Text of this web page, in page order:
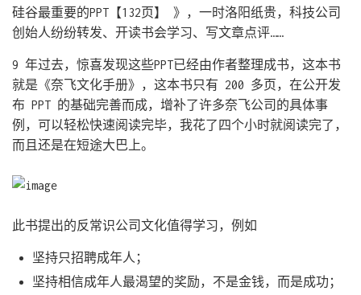
硅谷最重要的PPT【132页】 》，一时洛阳纸贵，科技公司
创始人纷纷转发、开读书会学习、写文章点评……
9 年过去，惊喜发现这些PPT已经由作者整理成书，这本书
就是《奈飞文化手册》，这本书只有 200 多页，在公开发
布 PPT 的基础完善而成，增补了许多奈飞公司的具体事
例，可以轻松快速阅读完毕，我花了四个小时就阅读完了，
而且还是在短途大巴上。
此书提出的反常识公司文化值得学习，例如
坚持只招聘成年人；
坚持相信成年人最渴望的奖励，不是金钱，而是成功；